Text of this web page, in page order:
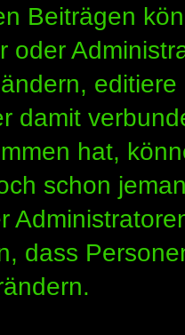
Beiträgen
oder
damit
hat,
schon
dass